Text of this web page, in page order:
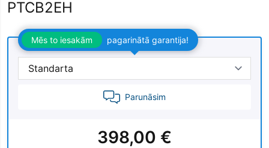
PTCB2EH
Mēs to iesakām pagarinātā garantija!
Parunāsim
398,00 €